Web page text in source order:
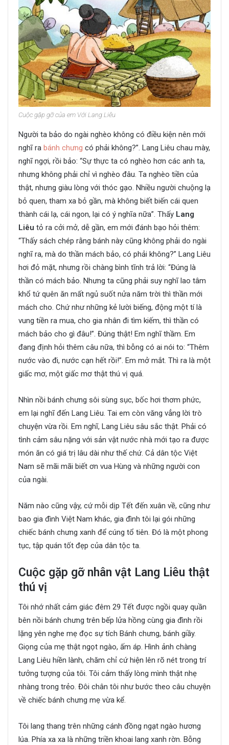
Cuộc gặp gỡ của em Với Lang Liêu
Người ta bảo do ngài nghèo không có điều kiện nên mới
nghĩ ra bánh chưng có phải không?”. Lang Liêu chau mày,
nghĩ ngợi, rồi bảo: “Sự thực ta có nghèo hơn các anh ta,
nhưng không phải chỉ vì nghèo đâu. Ta nghèo tiền của
thật, nhưng giàu lòng với thóc gạo. Nhiều người chuộng lạ
bỏ quen, tham xa bỏ gần, mà không biết biến cái quen
thành cái lạ, cái ngon, lại có ý nghĩa nữa”. Thấy Lang
Liêu tỏ ra cởi mở, dễ gần, em mới đánh bạo hỏi thêm:
“Thấy sách chép rằng bánh này cũng không phải do ngài
nghĩ ra, mà do thần mách bảo, có phải không?” Lang Liêu
hơi đỏ mặt, nhưng rồi chàng bình tĩnh trả lời: “Đúng là
thần có mách bảo. Nhưng ta cũng phải suy nghĩ lao tâm
khổ tứ quên ăn mất ngủ suốt nửa năm trời thì thần mới
mách cho. Chứ như những kẻ lười biếng, động một tí là
vung tiền ra mua, cho gia nhân đi tìm kiếm, thì thần có
mách bảo cho gì đâu!”. Đúng thật! Em nghĩ thầm. Em
đang định hỏi thêm câu nữa, thì bỗng có ai nói to: “Thêm
nước vào đi, nước cạn hết rồi!”. Em mở mắt. Thì ra là một
giấc mơ, một giấc mơ thật thú vị quá.
Nhìn nồi bánh chưng sôi sùng sục, bốc hơi thơm phức,
em lại nghĩ đến Lang Liêu. Tai em còn văng vẳng lời trò
chuyện vừa rồi. Em nghĩ, Lang Liêu sâu sắc thật. Phải có
tình cảm sâu nặng với sản vật nước nhà mới tạo ra được
món ăn có giá trị lâu dài như thế chứ. Cả dân tộc Việt
Nam sẽ mãi mãi biết ơn vua Hùng và những người con
của ngài.
Năm nào cũng vậy, cứ mỗi dịp Tết đến xuân về, cũng như
bao gia đình Việt Nam khác, gia đình tôi lại gói những
chiếc bánh chưng xanh để cúng tổ tiên. Đó là một phong
tục, tập quán tốt đẹp của dân tộc ta.
Cuộc gặp gỡ nhân vật Lang Liêu thật
thú vị
Tôi nhớ nhất cảm giác đêm 29 Tết được ngồi quay quần
bên nồi bánh chưng trên bếp lửa hồng cùng gia đình rồi
lặng yên nghe mẹ đọc sự tích Bánh chưng, bánh giầy.
Giọng của mẹ thật ngọt ngào, ấm áp. Hình ảnh chàng
Lang Liêu hiền lành, chăm chỉ cứ hiện lên rõ nét trong trí
tưởng tượng của tôi. Tôi cảm thấy lòng mình thật nhẹ
nhàng trong trẻo. Đôi chân tôi như bước theo câu chuyện
về chiếc bánh chưng mẹ vừa kể.
Tôi lang thang trên những cánh đồng ngạt ngào hương
lúa. Phía xa xa là những triền khoai lang xanh rờn. Bỗng